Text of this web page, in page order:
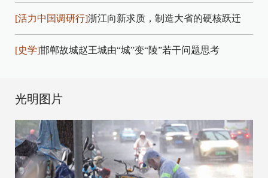
[活力中国调研行]浙江向新求质，制造大省的硬核跃迁
[史学]邯郸故城赵王城由“城”变“陵”若干问题思考
光明图片